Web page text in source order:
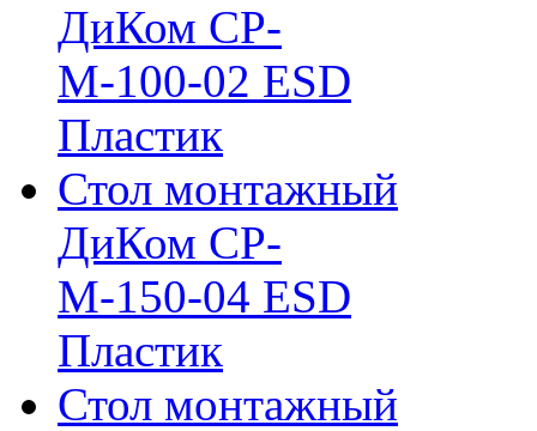
ДиКом СР-
М-100-02 ESD
Пластик
Стол монтажный
ДиКом СР-
М-150-04 ESD
Пластик
Стол монтажный